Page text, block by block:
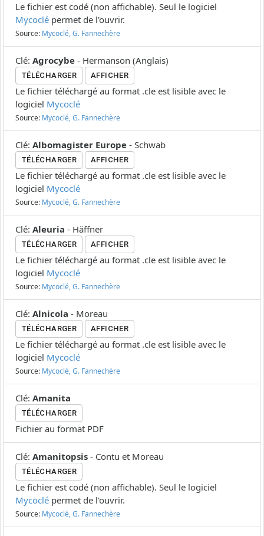
Le fichier est codé (non affichable). Seul le logiciel
Mycoclé permet de l'ouvrir.
Source: Mycoclé, G. Fannechère
Clé: Agrocybe - Hermanson (Anglais)
TÉLÉCHARGER AFFICHER
Le fichier téléchargé au format .cle est lisible avec le
logiciel Mycoclé
Source: Mycoclé, G. Fannechère
Clé: Albomagister Europe - Schwab
TÉLÉCHARGER AFFICHER
Le fichier téléchargé au format .cle est lisible avec le
logiciel Mycoclé
Source: Mycoclé, G. Fannechère
Clé: Aleuria - Häffner
TÉLÉCHARGER AFFICHER
Le fichier téléchargé au format .cle est lisible avec le
logiciel Mycoclé
Source: Mycoclé, G. Fannechère
Clé: Alnicola - Moreau
TÉLÉCHARGER AFFICHER
Le fichier téléchargé au format .cle est lisible avec le
logiciel Mycoclé
Source: Mycoclé, G. Fannechère
Clé: Amanita
TÉLÉCHARGER
Fichier au format PDF
Clé: Amanitopsis - Contu et Moreau
TÉLÉCHARGER
Le fichier est codé (non affichable). Seul le logiciel
Mycoclé permet de l'ouvrir.
Source: Mycoclé, G. Fannechère